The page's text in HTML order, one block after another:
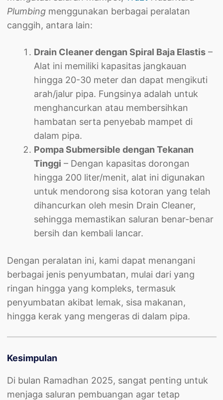
Plumbingmenggunakan berbagai peralatan
canggih, antara lain:
Drain Cleaner dengan Spiral Baja Elastis–
Alat ini memiliki kapasitas jangkauan
hingga 20-30 meter dan dapat mengikuti
arah/jalur pipa. Fungsinya adalah untuk
menghancurkan atau membersihkan
hambatan serta penyebab mampet di
dalam pipa.
Pompa Submersible dengan Tekanan
Tinggi – Dengan kapasitas dorongan
hingga 200 liter/menit, alat ini digunakan
untuk mendorong sisa kotoran yang telah
dihancurkan oleh mesin Drain Cleaner,
sehingga memastikan saluran benar-benar
bersih dan kembali lancar.
Dengan peralatan ini, kami dapat menangani
berbagai jenis penyumbatan, mulai dari yang
ringan hingga yang kompleks, termasuk
penyumbatan akibat lemak, sisa makanan,
hingga kerak yang mengeras di dalam pipa.
Kesimpulan
Di bulan Ramadhan 2025, sangat penting untuk
menjaga saluran pembuangan agar tetap